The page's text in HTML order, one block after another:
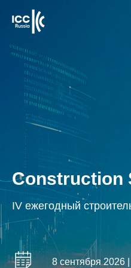
Construction
IV ежегодный
8 сентября 2026